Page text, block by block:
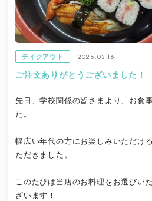
テイクアウト
2026.03.16
ご注文ありがとうございました！
先日、学校関係の皆さまより、お食
た。
幅広い年代の方にお楽しみいただけ
ただきました。
このたびは当店のお料理をお選びい
ざいます！